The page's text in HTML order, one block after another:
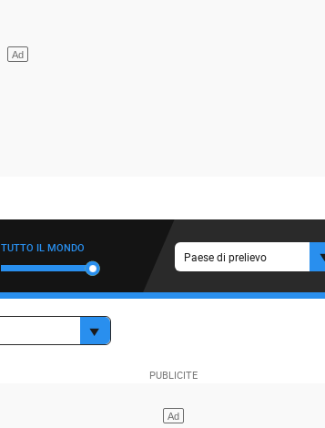
TUTTO IL MONDO
Paese di prelievo